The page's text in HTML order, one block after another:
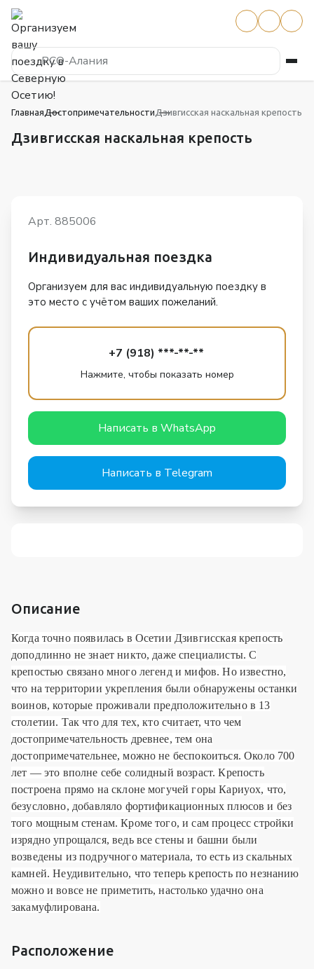
РСО-Алания
ГлавнаяДостопримечательности Дзивгисская наскальная крепость
Дзивгисская наскальная крепость
Описание
Когда точно появилась в Осетии Дзивгисская крепость
доподлинно не знает никто, даже специалисты. С
крепостью связано много легенд и мифов. Но известно,
что на территории укрепления были обнаружены останки
воинов, которые проживали предположительно в 13
столетии. Так что для тех, кто считает, что чем
достопримечательность древнее, тем она
достопримечательнее, можно не беспокоиться. Около 700
лет — это вполне себе солидный возраст. Крепость
построена прямо на склоне могучей горы Кариуох, что,
безусловно, добавляло фортификационных плюсов и без
того мощным стенам. Кроме того, и сам процесс стройки
изрядно упрощался, ведь все стены и башни были
возведены из подручного материала, то есть из скальных
камней. Неудивительно, что теперь крепость по незнанию
можно и вовсе не приметить, настолько удачно она
закамуфлирована.
Расположение
Арт. 885006
Индивидуальная поездка
Организуем для вас индивидуальную поездку в
это место с учётом ваших пожеланий.
+7 (918) ***-**-**
Нажмите, чтобы показать номер
Написать в WhatsApp
Написать в Telegram